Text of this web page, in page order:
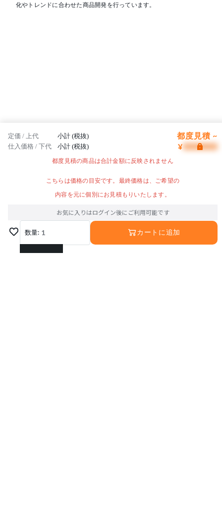
化やトレンドに合わせた商品開発を行っています。
定価 / 上代 小計 (税抜) 都度見積 ~
仕入価格 / 下代 小計 (税抜) ¥
都度見積の商品は合計金額に反映されません
こちらは価格の目安です。最終価格は、ご希望の
内容を元に個別にお見積もりいたします。
お気に入りはログイン後にご利用可能です
数量: 1
1
カートに追加